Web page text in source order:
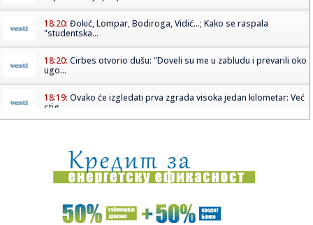
18:20: Đokić, Lompar, Bodiroga, Vidić...; Kako se raspala
"studentska...
18:20: Cirbes otvorio dušu: "Doveli su me u zabludu i prevarili oko
ugo...
18:19: Ovako će izgledati prva zgrada visoka jedan kilometar: Već
stig...
18:16:Glavni evropski aerodromi povremeno deaktiviraju EES
sistem zbog ...
18:13:Veliki udarac za organizatore Sinsinatija - povukao se jedan
od g...